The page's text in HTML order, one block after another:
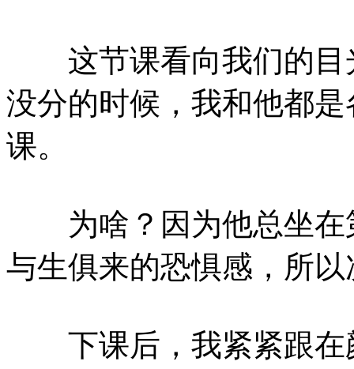
这节课看向我们的目
没分的时候，我和他都
课。
为啥？因为他总坐在
与生俱来的恐惧感，所
下课后，我紧紧跟在